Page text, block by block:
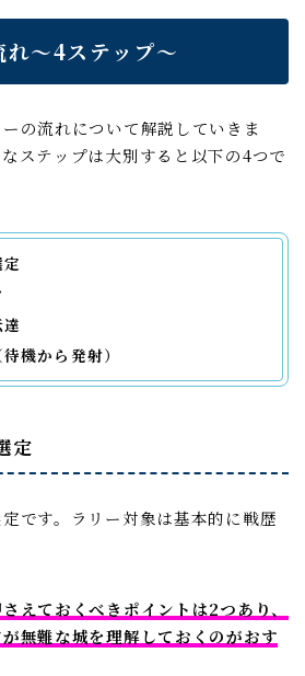
～4ステップ～
の流れについて解説していきま
ステップは大別すると以下の4つで
機から発射）
定
です。ラリー対象は基本的に戦歴
えておくべきポイントは2つあり、
無難な城を理解しておくのがおす